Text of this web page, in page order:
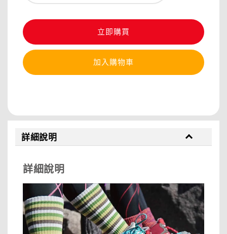
立即購買
加入購物車
詳細說明
詳細說明